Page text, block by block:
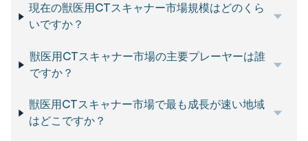
現在の獣医用CTスキャナー市場規模はどのくら
いですか？
獣医用CTスキャナー市場の主要プレーヤーは誰
ですか？
獣医用CTスキャナー市場で最も成長が速い地域
はどこですか？